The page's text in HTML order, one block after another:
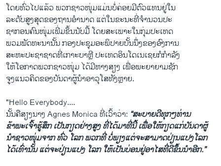
ລາຍງານ
ຕິດຕາມພວກເຮົາ ທີ່
ພາສາຕ່າງໆ
​ໂດຍ​ທົ່ວ​ໄປ​ແລ້ວ ພວກຊາວໜຸ່ມ​ແມ່ນບໍ່ຄ່ອຍມີຕົວແທນຢູ່ໃນ
ລະດັບສູງສຸດຂອງຖານອໍານາດ ແຕ່ໃນຂະນະທີ່ຈໍານວນປະ
ຊາກອນຄົນໜຸ່ມເພີ່ມຂຶ້ນນັບມື້ ໂດຍສະເພາະໃນກຸ່ມປະເທດ
ພວມພັດທະນານັ້ນ ກອງປະຊຸມອະພິປາຍບັ້ນນຶ່ງຂອງອົງການ
ສະຫະປະຊາຊາດທີ່ເກາະບາຫຼີ ປະເທດອິນໂດເນເຊຍກໍກໍາລັງ
ໃຫ້​ໂອກາດພວກຊາວໜຸ່ມ ​ໄດ້​ມີ​ຫາງ​ສຽງ ເພື່ອພະຍາຍາມຊັກ​
ຈູງ​ແນວ​ຄິດ​ຂອງບັນດາຜູ້ນໍາອາວຸໂສທັງຫຼາຍ.
"Hello Everybody....
ນັ້ນ​ຄື​ສຽງ​ນາງ Agnes Monica ທີ່ເວົ້າວ່າ: “ສະບາຍດີທຸກໆທ່ານ
ຂ້າພະເຈົ້າຮູ້ສຶກ ເປັນກຽດຢ່າງສູງ ທີ່ໄດ້ມາທີ່ນີ້ ເພື່ອໃຫ້ກຽດແກ່ບັນດາຜູ້
ນໍາຊາວໜຸ່ມຈາກ ທົ່ວ ໂລກ ພວກທີ່ ບໍ່ພຽງ​ແຕ່ຈະສາມາດປ່ຽນແປງໂລກ​
ໄດ້ເທົ່ານັ້ນ ແຕ່ຈະປ່ຽນແປງ ໂລກ ໃຫ້ເປັນບ່ອນຢູ່ອາ​ໄສທີ່ດີຂຶ້ນນໍາ​ອີກ.”